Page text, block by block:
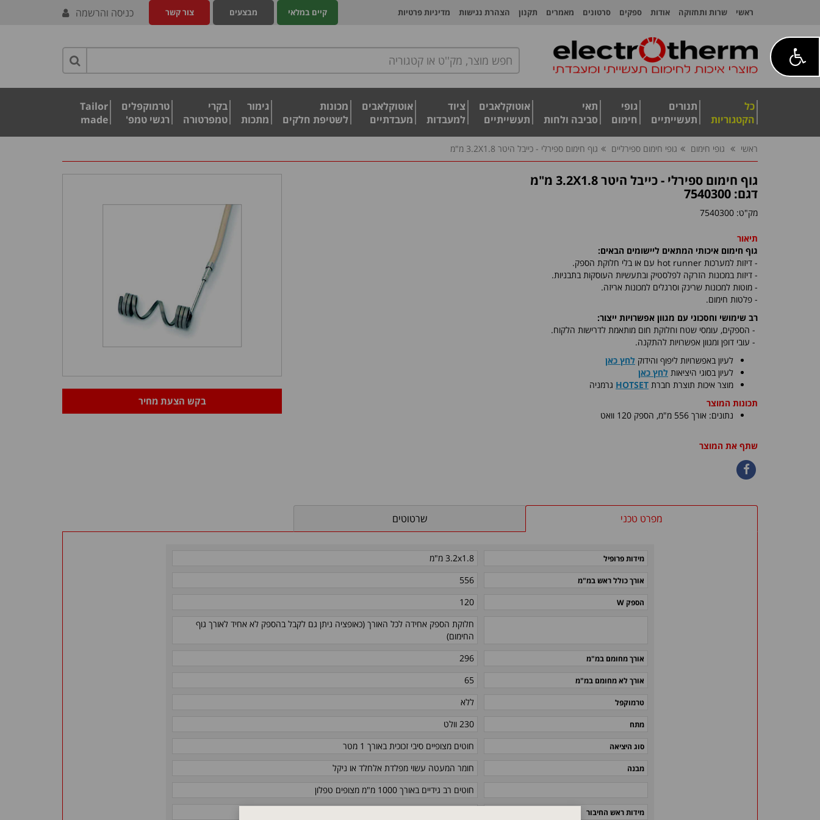
ראשי שרות ותחזוקה אודות ספקים סרטונים מאמרים תקנון הצהרת נגישות מדיניות פרטיות צור קשר מבצעים קיים במלאי כניסה והרשמה
כל
הקטגוריות
תנורים
תעשייתיים
גופי
חימום
תאי
סביבה ולחות
אוטוקלאבים
תעשייתיים
ציוד
למעבדות
אוטוקלאבים
מעבדתיים
מכונות
לשטיפת חלקים
גימור
מתכות
בקרי
טמפרטורה
טרמוקפלים
רגשי טמפ'
Tailor
made
ראשי גופי חימום גופי חימום ספירליים גוף חימום ספירלי - כייבל היטר 3.2X1.8 מ"מ
בקש הצעת מחיר
גוף חימום ספירלי - כייבל היטר 3.2X1.8 מ"מ
דגם: 7540300
מק"ט: 7540300
תיאור
גוף חימום איכותי המתאים ליישומים הבאים:
- דיזות למערכות hot runner עם או בלי חלוקת הספק.
- דיזות במכונות הזרקה לפלסטיק ובתעשיות העוסקות בתבניות.
- מוטות למכונות שרינק וסרגלים למכונות אריזה.
- פלטות חימום.
רב שימושי וחסכוני עם מגוון אפשרויות ייצור:
- הספקים, עומסי שטח וחלוקת חום מותאמת לדרישות הלקוח.
- עובי דופן ומגוון אפשרויות להתקנה.
לעיון באפשרויות ליפוף והידוק לחץ כאן
לעיון בסוגי היציאות לחץ כאן
​מוצר איכות תוצרת חברת HOTSET גרמניה
תכונות המוצר
נתונים: אורך 556 מ"מ, הספק 120 וואט
שתף את המוצר
מפרט טכני שרטוטים
מידות פרופיל 3.2x1.8 מ"מ
אורך כולל ראש במ"מ 556
הספק W
120
חלוקת הספק אחידה לכל האורך (כאופציה ניתן גם לקבל בהספק לא אחיד לאורך גוף
החימום)
אורך מחומם במ"מ 296
אורך לא מחומם במ"מ 65
טרמוקפל ללא
מתח 230 וולט
סוג היציאה חוטים מצופיים סיבי זכוכית באורך 1 מטר
מבנה
חומר המעטה עשוי מפלדת אלחלד או ניקל
חוטים רב גידיים באורך 1000 מ"מ מצופים טפלון
מידות ראש החיבור